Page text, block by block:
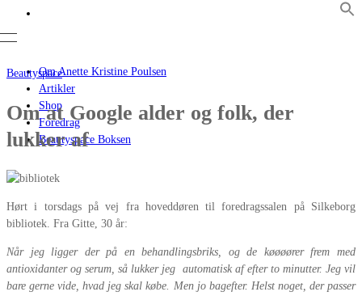
Om Anette Kristine Poulsen
Artikler
Shop
Foredrag
Beautyspace Boksen
Beautyspace
Om at Google alder og folk, der
lukker af
Hørt i torsdags på vej fra hoveddøren til foredragssalen på Silkeborg
bibliotek. Fra Gitte, 30 år:
Når jeg ligger der på en behandlingsbriks, og de køøøører frem med
antioxidanter og serum, så lukker jeg automatisk af efter to minutter. Jeg vil
bare gerne vide, hvad jeg skal købe. Men jo bagefter. Helst noget, der passer